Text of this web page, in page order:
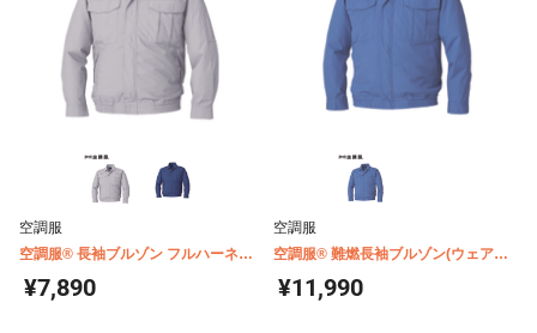
空調服
空調服® 長袖ブルゾン フルハーネス
品) KU9055F
¥7,890
空調服
空調服® 難燃長袖ブルゾン(ウェア単
¥11,990